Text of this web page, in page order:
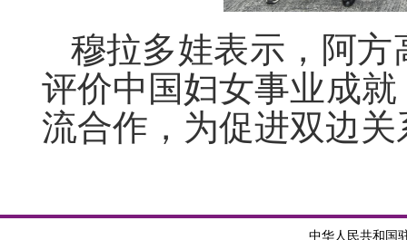
穆拉多娃表示，阿
评价中国妇女事业成
流合作，为促进双边
中华人民共和国